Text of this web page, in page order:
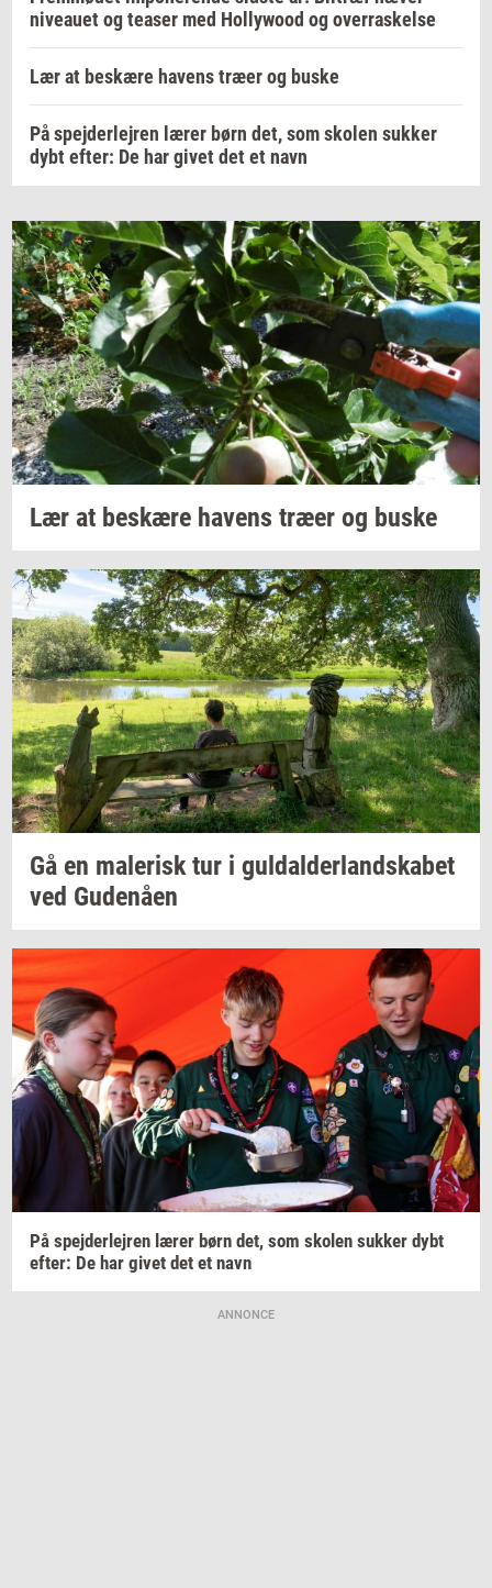
niveauet og teaser med Hollywood og overraskelse
Lær at beskære havens træer og buske
På spejderlejren lærer børn det, som skolen sukker
dybt efter: De har givet det et navn
Lær at be­skæ­re ha­vens træer og buske
Gå en ma­le­risktur i gul­dal­der­land­ska­bet
ved Gu­denå­en
På spej­der­lej­ren lærer børn det, som sko­len suk­ker dybt
efter: De har givet det et navn
ANNONCE